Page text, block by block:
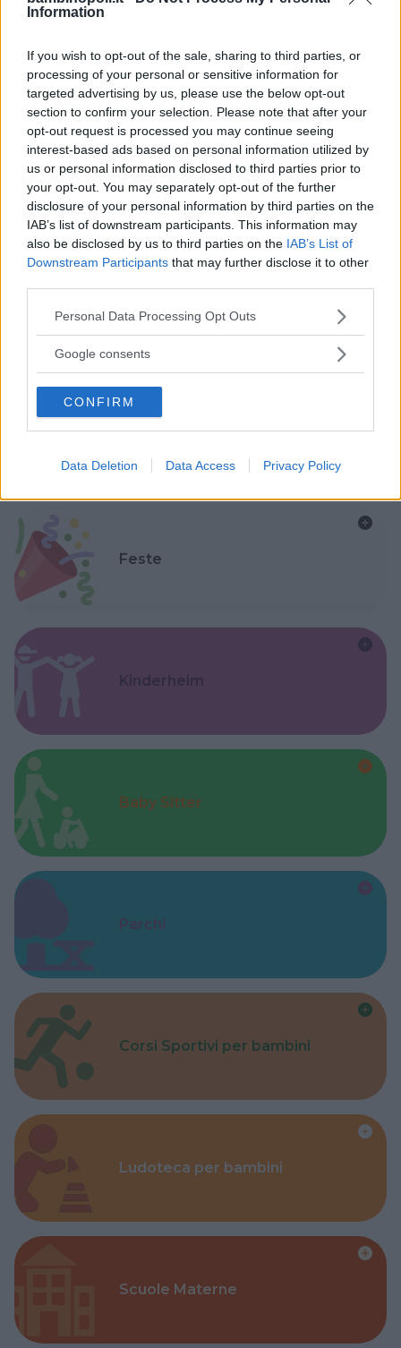
Information
If you wish to opt-out of the sale, sharing to third parties, or
processing of your personal or sensitive information for
targeted advertising by us, please use the below opt-out
section to confirm your selection. Please note that after your
opt-out request is processed you may continue seeing
interest-based ads based on personal information utilized by
us or personal information disclosed to third parties prior to
your opt-out. You may separately opt-out of the further
disclosure of your personal information by third parties on the
IAB’s list of downstream participants. This information may
also be disclosed by us to third parties on the IAB’s List of
Downstream Participants that may further disclose it to other
Please note that this website/app uses one or more Google
not limited to your visit or usage behaviour. You may click to
use your data for below specified purposes in below Google
consent section.
Personal Data Processing Opt Outs
Google consents
CONFIRM
Data Deletion Data Access Privacy Policy
Valigie per il Parto
Corsi di Lingua per bambini
Laboratori creativi per bambini
Feste
Kinderheim
Baby Sitter
Parchi
Corsi Sportivi per bambini
Ludoteca per bambini
Scuole Materne